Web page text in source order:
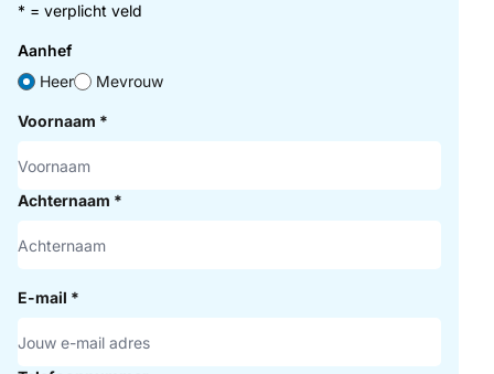
* = verplicht veld
Aanhef
Heer
Mevrouw
Voornaam *
Achternaam *
E-mail *